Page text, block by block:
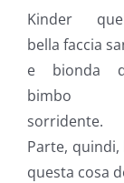
Kinder
bella faccia
e bionda
bimbo
sorridente.
Parte,
questa cosa